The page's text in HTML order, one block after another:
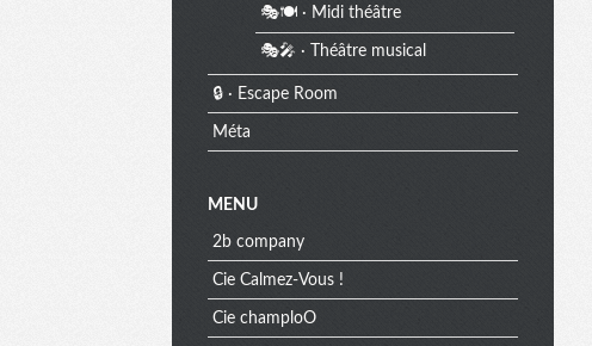
🎭🍽️ · Midi théâtre
🎭🎤 · Théâtre musical
🔒 · Escape Room
Méta
MENU
2b company
Cie Calmez-Vous !
Cie champloO